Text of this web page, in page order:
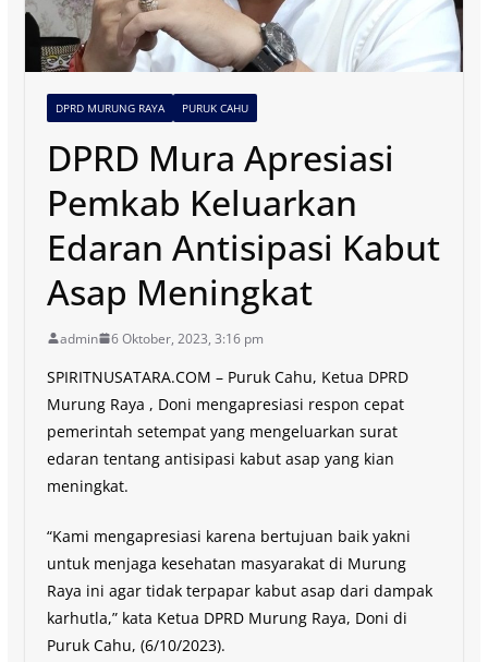
DPRD MURUNG RAYA PURUK CAHU
DPRD Mura Apresiasi
Pemkab Keluarkan
Edaran Antisipasi Kabut
Asap Meningkat
admin 6 Oktober, 2023, 3:16 pm
SPIRITNUSATARA.COM – Puruk Cahu, Ketua DPRD
Murung Raya , Doni mengapresiasi respon cepat
pemerintah setempat yang mengeluarkan surat
edaran tentang antisipasi kabut asap yang kian
meningkat.
“Kami mengapresiasi karena bertujuan baik yakni
untuk menjaga kesehatan masyarakat di Murung
Raya ini agar tidak terpapar kabut asap dari dampak
karhutla,” kata Ketua DPRD Murung Raya, Doni di
Puruk Cahu, (6/10/2023).